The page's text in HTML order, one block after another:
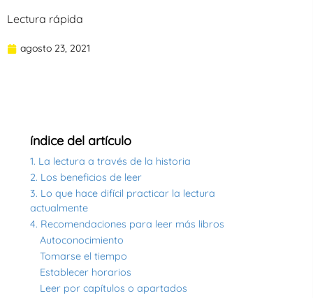
Lectura rápida
agosto 23, 2021
índice del artículo
1. La lectura a través de la historia
2. Los beneficios de leer
3. Lo que hace difícil practicar la lectura
actualmente
4. Recomendaciones para leer más libros
Autoconocimiento
Tomarse el tiempo
Establecer horarios
Leer por capítulos o apartados